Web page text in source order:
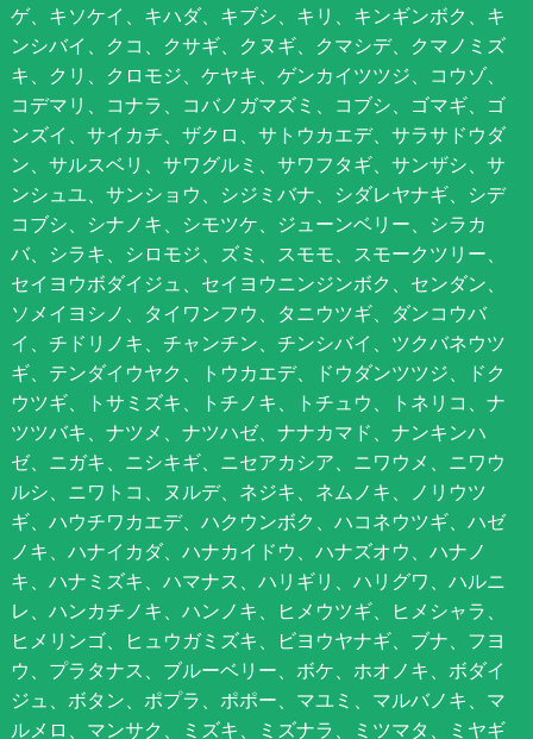
ゲ、キソケイ、キハダ、キブシ、キリ、キンギンボク、キ
ンシバイ、クコ、クサギ、クヌギ、クマシデ、クマノミズ
キ、クリ、クロモジ、ケヤキ、ゲンカイツツジ、コウゾ、
コデマリ、コナラ、コバノガマズミ、コブシ、ゴマギ、ゴ
ンズイ、サイカチ、ザクロ、サトウカエデ、サラサドウダ
ン、サルスベリ、サワグルミ、サワフタギ、サンザシ、サ
ンシュユ、サンショウ、シジミバナ、シダレヤナギ、シデ
コブシ、シナノキ、シモツケ、ジューンベリー、シラカ
バ、シラキ、シロモジ、ズミ、スモモ、スモークツリー、
セイヨウボダイジュ、セイヨウニンジンボク、センダン、
ソメイヨシノ、タイワンフウ、タニウツギ、ダンコウバ
イ、チドリノキ、チャンチン、チンシバイ、ツクバネウツ
ギ、テンダイウヤク、トウカエデ、ドウダンツツジ、ドク
ウツギ、トサミズキ、トチノキ、トチュウ、トネリコ、ナ
ツツバキ、ナツメ、ナツハゼ、ナナカマド、ナンキンハ
ゼ、ニガキ、ニシキギ、ニセアカシア、ニワウメ、ニワウ
ルシ、ニワトコ、ヌルデ、ネジキ、ネムノキ、ノリウツ
ギ、ハウチワカエデ、ハクウンボク、ハコネウツギ、ハゼ
ノキ、ハナイカダ、ハナカイドウ、ハナズオウ、ハナノ
キ、ハナミズキ、ハマナス、ハリギリ、ハリグワ、ハルニ
レ、ハンカチノキ、ハンノキ、ヒメウツギ、ヒメシャラ、
ヒメリンゴ、ヒュウガミズキ、ビヨウヤナギ、ブナ、フヨ
ウ、プラタナス、ブルーベリー、ボケ、ホオノキ、ボダイ
ジュ、ボタン、ポプラ、ポポー、マユミ、マルバノキ、マ
ルメロ、マンサク、ミズキ、ミズナラ、ミツマタ、ミヤギ